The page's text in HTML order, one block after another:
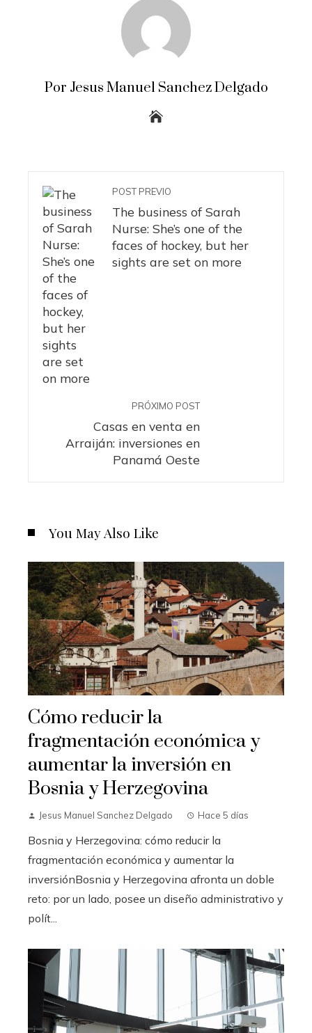
Por Jesus Manuel Sanchez Delgado
POST PREVIO
The business of Sarah
Nurse: She’s one of the
faces of hockey, but her
sights are set on more
PRÓXIMO POST
Casas en venta en
Arraiján: inversiones en
Panamá Oeste
You May Also Like
Cómo reducir la
fragmentación económica y
aumentar la inversión en
Bosnia y Herzegovina
Jesus Manuel Sanchez Delgado Hace 5 días
Bosnia y Herzegovina: cómo reducir la
fragmentación económica y aumentar la
inversiónBosnia y Herzegovina afronta un doble
reto: por un lado, posee un diseño administrativo y
polít...